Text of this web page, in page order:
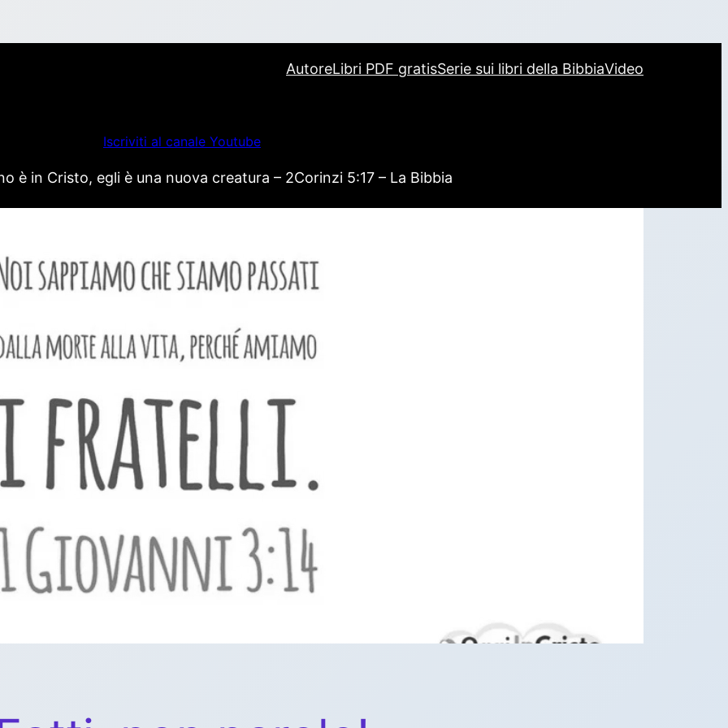
AutoreLibri PDF gratisSerie sui libri della BibbiaVideo
Iscriviti al canale Youtube
è in Cristo, egli è una nuova creatura – 2Corinzi 5:17 – La Bibbia